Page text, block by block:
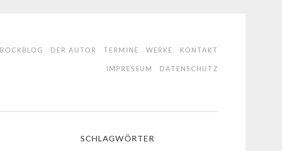
BOCKBLOG DER AUTOR TERMINE WERKE KONTAKT
IMPRESSUM DATENSCHUTZ
SCHLAGWÖRTER